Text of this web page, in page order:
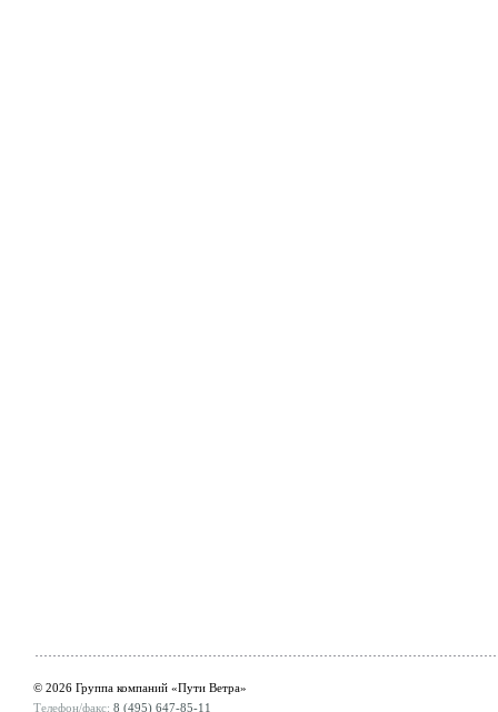
© 2026 Группа компаний «Пути Ветра»
Телефон/факс: 8 (495) 647-85-11